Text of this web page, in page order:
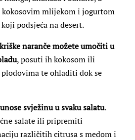
mlijekom i jogurtom
podsjeća na desert.
kriške naranče možete umočiti u
, posuti ih kokosom ili
te ohladiti dok se
unose svježinu u svaku salatu.
salate ili pripremiti
različitih citrusa s medom i